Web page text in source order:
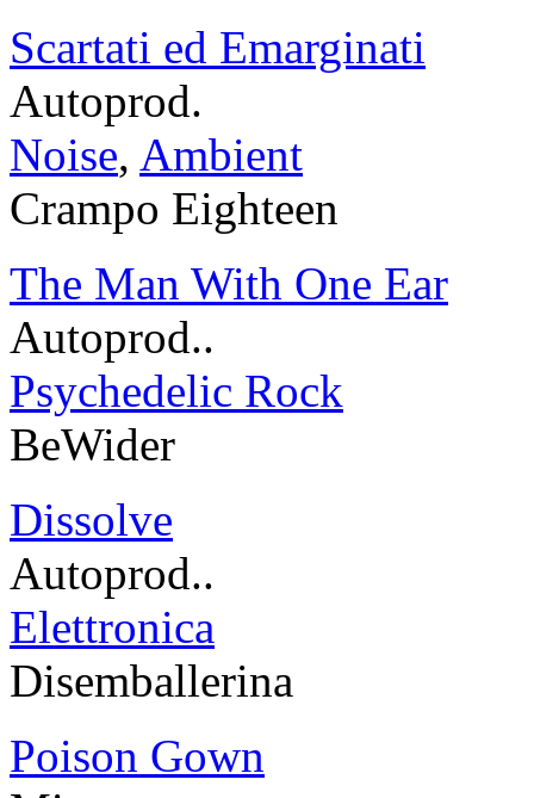
Scartati ed Emarginati
Autoprod.
Noise, Ambient
Crampo Eighteen
The Man With One Ear
Autoprod..
Psychedelic Rock
BeWider
Dissolve
Autoprod..
Elettronica
Disemballerina
Poison Gown